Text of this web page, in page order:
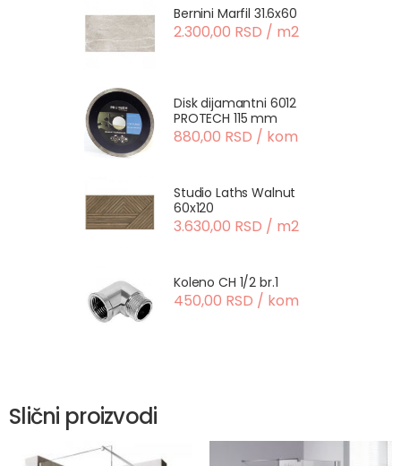
Bernini Marfil 31.6x60
2.300,00 RSD / m2
Disk dijamantni 6012
PROTECH 115 mm
880,00 RSD / kom
Studio Laths Walnut
60x120
3.630,00 RSD / m2
Koleno CH 1/2 br.1
450,00 RSD / kom
Slični proizvodi